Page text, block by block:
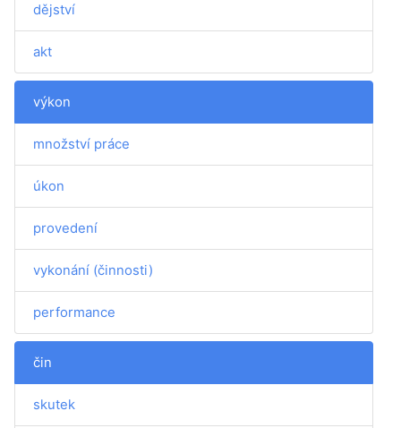
dějství
akt
výkon
množství práce
úkon
provedení
vykonání (činnosti)
performance
čin
skutek